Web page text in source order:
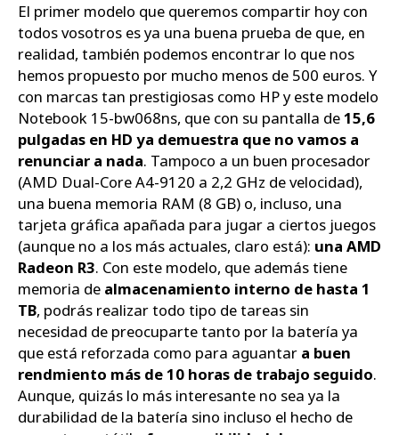
El primer modelo que queremos compartir hoy con
todos vosotros es ya una buena prueba de que, en
realidad, también podemos encontrar lo que nos
hemos propuesto por mucho menos de 500 euros. Y
con marcas tan prestigiosas como HP y este modelo
Notebook 15-bw068ns, que con su pantalla de15,6
pulgadas en HD ya demuestra que no vamos a
renunciar a nada. Tampoco a un buen procesador
(AMD Dual-Core A4-9120 a 2,2 GHz de velocidad),
una buena memoria RAM (8 GB) o, incluso, una
tarjeta gráfica apañada para jugar a ciertos juegos
(aunque no a los más actuales, claro está): una AMD
Radeon R3. Con este modelo, que además tiene
memoria de almacenamiento interno de hasta 1
TB, podrás realizar todo tipo de tareas sin
necesidad de preocuparte tanto por la batería ya
que está reforzada como para aguantar a buen
rendmiento más de 10 horas de trabajo seguido.
Aunque, quizás lo más interesante no sea ya la
durabilidad de la batería sino incluso el hecho de